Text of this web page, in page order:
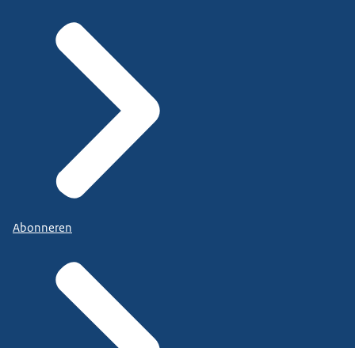
Abonneren